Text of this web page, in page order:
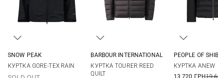
SNOW PEAK
КУРТКА GORE-TEX RAIN
XXL
BARBOUR INTERNATIONAL
КУРТКА TOURER REED
QUILT
PEOPLE OF
КУРТКА ANEW
13 720 ГРН19